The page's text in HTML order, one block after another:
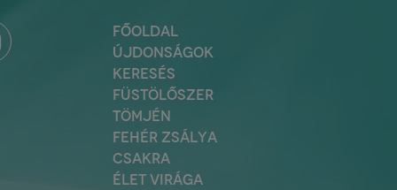
FŐOLDAL
ÚJDONSÁGOK
KERESÉS
FÜSTÖLŐSZER
TÖMJÉN
FEHÉR ZSÁLYA
CSAKRA
ÉLET VIRÁGA